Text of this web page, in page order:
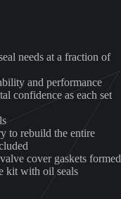
needs at a fraction of
and performance
confidence as each set
to rebuild the entire
cover gaskets formed
kit with oil seals